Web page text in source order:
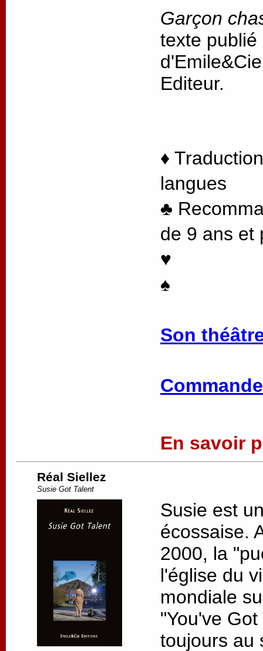
Garçon
texte
Editeur.
♦
langues
♣
de 9 ans et
♥
♠
Son
En savoir
Réal Siellez
Susie Got Talent
Susie est
écossaise.
2000, la
l'église du
mondiale
"You've
toujours au